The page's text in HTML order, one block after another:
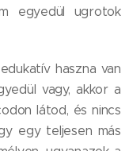
egyedül ugrotok
haszna van
vagy, akkor a
látod, és nincs
egy teljesen más